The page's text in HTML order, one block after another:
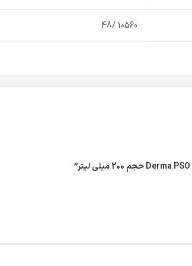
10560 /48